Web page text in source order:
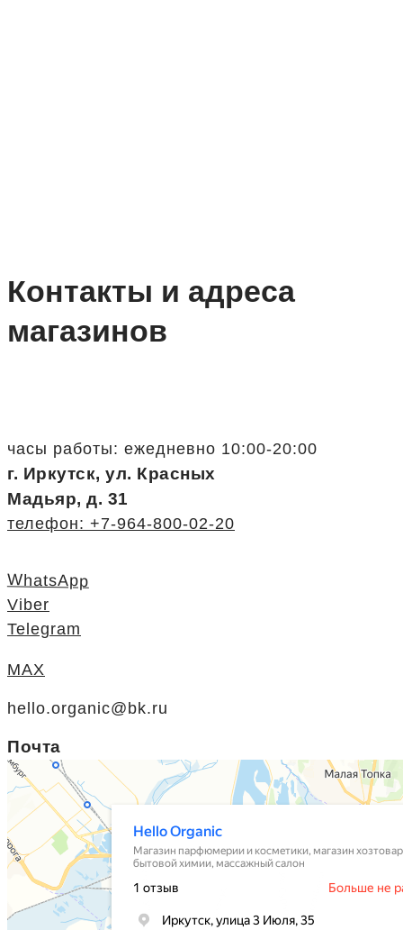
Контакты и адреса
магазинов
часы работы: ежедневно 10:00-20:00
г. Иркутск, ул. Красных
Мадьяр, д. 31
телефон: +7-964-800-02-20
WhatsApp
Viber
Telegram
MAX
hello.organic@bk.ru
Почта